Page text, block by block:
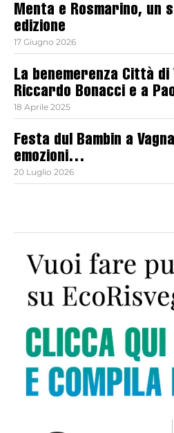
Menta e Rosmarino, un
edizione
17 Giugno 2026
La benemerenza Città di
Riccardo Bonacci e a
18 Aprile 2025
Festa dul Bambin a
emozioni…
20 Luglio 2026